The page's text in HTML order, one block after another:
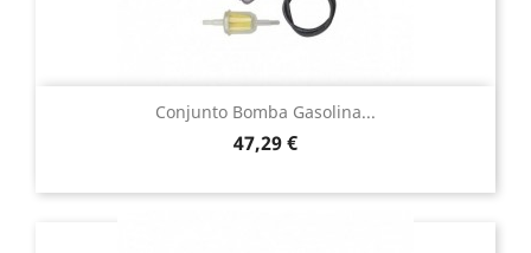
Conjunto Bomba Gasolina...
Precio
47,29 €